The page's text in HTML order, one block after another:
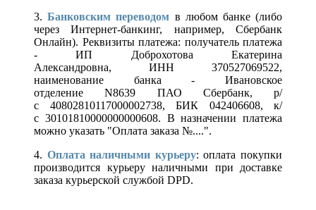
3.Банковским переводом в любом банке (либо
через Интернет-банкинг, например, Сбербанк
Онлайн). Реквизиты платежа: получатель платежа
- ИП Доброхотова Екатерина
Александровна, ИНН 370527069522,
наименование банка - Ивановское
отделение N8639 ПАО Сбербанк, р/
с 40802810117000002738, БИК 042406608, к/
с 30101810000000000608. В назначении платежа
можно указать "Оплата заказа №....".
4. Оплата наличными курьеру: оплата покупки
производится курьеру наличными при доставке
заказа курьерской службой DPD.